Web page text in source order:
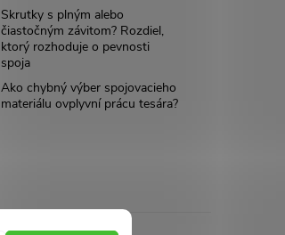
Skrutky s plným alebo
čiastočným závitom? Rozdiel,
ktorý rozhoduje o pevnosti
spoja
Ako chybný výber spojovacieho
materiálu ovplyvní prácu tesára?